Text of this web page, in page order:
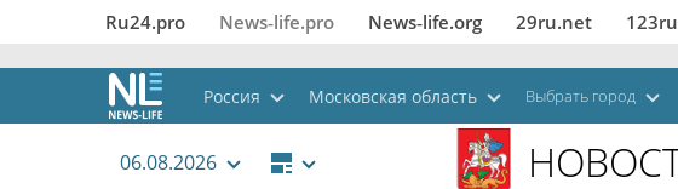
Ru24.pro News‑life.pro News‑life.org 29ru.net
Россия Московская область Выбрать город
06.08.2026